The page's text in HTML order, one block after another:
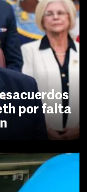
por falta